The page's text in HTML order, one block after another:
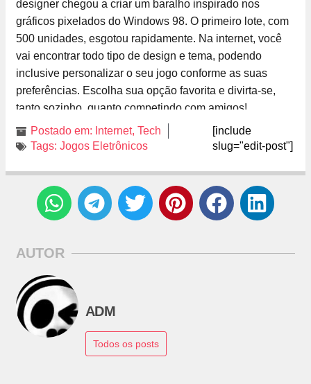
designer chegou a criar um baralho inspirado nos
gráficos pixelados do Windows 98. O primeiro lote, com
500 unidades, esgotou rapidamente. Na internet, você
vai encontrar todo tipo de design e tema, podendo
inclusive personalizar o seu jogo conforme as suas
preferências. Escolha sua opção favorita e divirta-se,
tanto sozinho, quanto competindo com amigos!
Postado em: Internet, Tech
Tags: Jogos Eletrônicos
[include
slug="edit-post"]
AUTOR
ADM
Todos os posts